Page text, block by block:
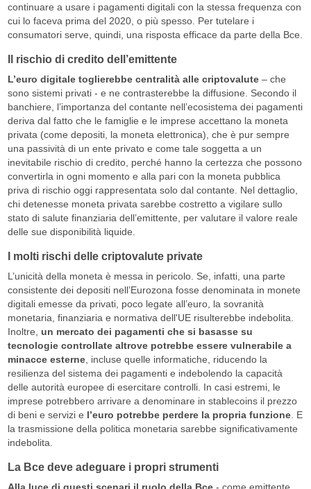
continuare a usare i pagamenti digitali con la stessa frequenza con
cui lo faceva prima del 2020, o più spesso. Per tutelare i
consumatori serve, quindi, una risposta efficace da parte della Bce.
Il rischio di credito dell’emittente
L’euro digitale toglierebbe centralità alle criptovalute – che
sono sistemi privati - e ne contrasterebbe la diffusione. Secondo il
banchiere, l’importanza del contante nell’ecosistema dei pagamenti
deriva dal fatto che le famiglie e le imprese accettano la moneta
privata (come depositi, la moneta elettronica), che è pur sempre
una passività di un ente privato e come tale soggetta a un
inevitabile rischio di credito, perché hanno la certezza che possono
convertirla in ogni momento e alla pari con la moneta pubblica
priva di rischio oggi rappresentata solo dal contante. Nel dettaglio,
chi detenesse moneta privata sarebbe costretto a vigilare sullo
stato di salute finanziaria dell’emittente, per valutare il valore reale
delle sue disponibilità liquide.
I molti rischi delle criptovalute private
L’unicità della moneta è messa in pericolo. Se, infatti, una parte
consistente dei depositi nell’Eurozona fosse denominata in monete
digitali emesse da privati, poco legate all’euro, la sovranità
monetaria, finanziaria e normativa dell'UE risulterebbe indebolita.
Inoltre, un mercato dei pagamenti che si basasse su
tecnologie controllate altrove potrebbe essere vulnerabile a
minacce esterne, incluse quelle informatiche, riducendo la
resilienza del sistema dei pagamenti e indebolendo la capacità
delle autorità europee di esercitare controlli. In casi estremi, le
imprese potrebbero arrivare a denominare in stablecoins il prezzo
di beni e servizi e l’euro potrebbe perdere la propria funzione. E
la trasmissione della politica monetaria sarebbe significativamente
indebolita.
La Bce deve adeguare i propri strumenti